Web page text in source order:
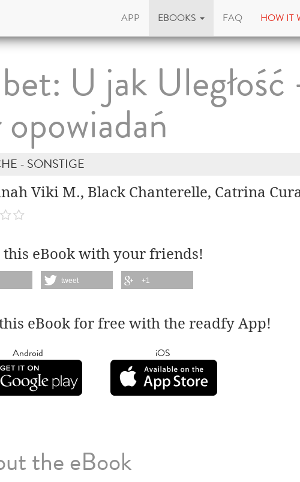
APP EBOOKS FAQ HOW IT
U jak Uległość
- SONSTIGE
Viki M., Black Chanterelle, Catrina
this eBook with your friends!
tweet +1
eBook for free with the readfy App!
Android iOS
the eBook